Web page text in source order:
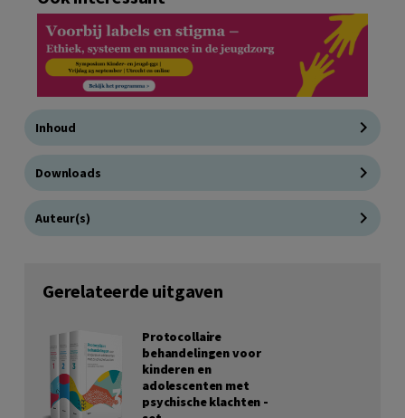
Inhoud
Downloads
Auteur(s)
Gerelateerde uitgaven
Protocollaire
behandelingen voor
kinderen en
adolescenten met
psychische klachten -